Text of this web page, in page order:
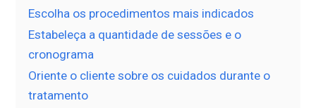
Escolha os procedimentos mais indicados
Estabeleça a quantidade de sessões e o
cronograma
Oriente o cliente sobre os cuidados durante o
tratamento